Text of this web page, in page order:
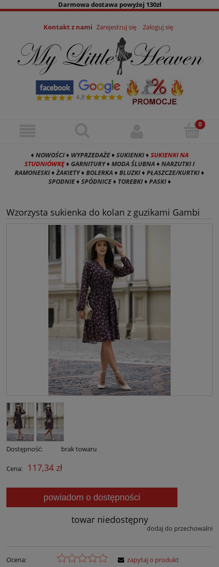
Darmowa dostawa powyżej 130zł
Kontakt z nami Zarejestruj się Zaloguj się
♦ NOWOŚCI♦ WYPRZEDAŻE♦ SUKIENKI♦ SUKIENKI NA
STUDNIÓWKĘ♦ GARNITURY♦ MODA ŚLUBNA♦ NARZUTKI I
RAMONESKI♦ŻAKIETY♦ BOLERKA♦ BLUZKI♦ PŁASZCZE/KURTKI♦
SPODNIE♦ SPÓDNICE♦ TOREBKI♦ PASKI♦
Wzorzysta sukienka do kolan z guzikami Gambi
Dostępność: brak towaru
Cena: 117,34 zł
powiadom o dostępności
towar niedostępny
dodaj do przechowalni
Ocena:
zapytaj o produkt